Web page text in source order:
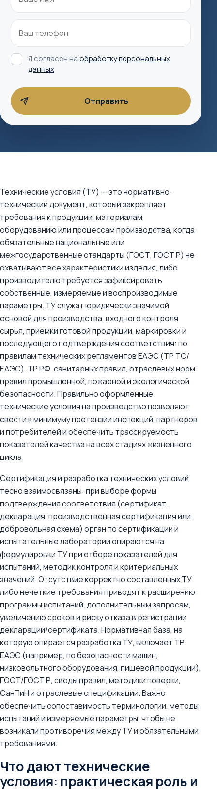
Я согласен наобработку персональных
данных
Технические условия (ТУ) — это нормативно-
технический документ, который закрепляет
требования к продукции, материалам,
оборудованию или процессам производства, когда
обязательные национальные или
межгосударственные стандарты (ГОСТ, ГОСТ Р) не
охватывают все характеристики изделия, либо
производителю требуется зафиксировать
собственные, измеряемые и воспроизводимые
параметры. ТУ служат юридически значимой
основой для производства, входного контроля
сырья, приемки готовой продукции, маркировки и
последующего подтверждения соответствия: по
правилам технических регламентов ЕАЭС (ТР ТС/
ЕАЭС), ТР РФ, санитарных правил, отраслевых норм,
правил промышленной, пожарной и экологической
безопасности. Правильно оформленные
технические условия на производство позволяют
свести к минимуму претензии инспекций, партнеров
и потребителей и обеспечить трассируемость
показателей качества на всех стадиях жизненного
цикла.
Сертификация и разработка технических условий
тесно взаимосвязаны: при выборе формы
подтверждения соответствия (сертификат,
декларация, производственная сертификация или
добровольная схема) орган по сертификации и
испытательные лаборатории опираются на
формулировки ТУ при отборе показателей для
испытаний, методик контроля и критериальных
значений. Отсутствие корректно составленных ТУ
либо нечеткие требования приводят к расширению
программы испытаний, дополнительным запросам,
увеличению сроков и риску отказа в регистрации
декларации/сертификата. Нормативная база, на
которую опирается разработка ТУ, включает ТР
ЕАЭС (например, по безопасности машин,
низковольтного оборудования, пищевой продукции),
ГОСТ/ГОСТ Р, своды правил, методики поверки,
СанПиН и отраслевые спецификации. Важно
обеспечить сопоставимость терминологии, методы
испытаний и измеряемые параметры, чтобы не
возникали противоречия между ТУ и обязательными
требованиями.
Что дают технические
условия: практическая роль и